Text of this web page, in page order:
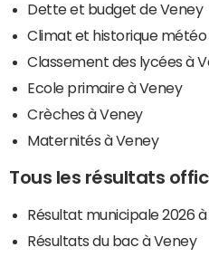
Dette et budget de Veney
Climat et historique météo
Classement des lycées à
Ecole primaire à Veney
Crèches à Veney
Maternités à Veney
Tous les résultats
Résultat municipale 2026
Résultats du bac à Veney